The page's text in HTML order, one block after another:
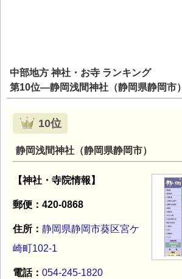
中部地方 神社・お寺 ランキング
第10位―静岡浅間神社（静岡県静岡市）
10位
静岡浅間神社（静岡県静岡市）
【神社・寺院情報】
郵便：420-0868
住所： 静岡県静岡市葵区宮ケ
崎町102-1
電話： 054-245-1820